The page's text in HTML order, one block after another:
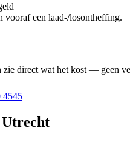
een laad-/losontheffing.
zie direct wat het kost — geen
4545
Utrecht